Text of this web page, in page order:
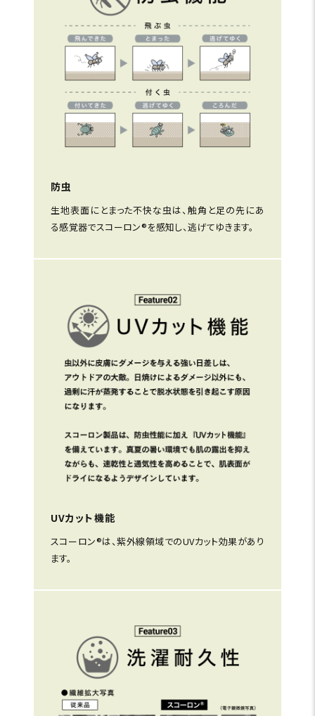
防虫
生地表面にとまった不快な虫は、触角と足の先にあ
る感覚器でスコーロン®を感知し、逃げてゆきます。
UVカット機能
スコーロン®は、紫外線領域でのUVカット効果があり
ます。